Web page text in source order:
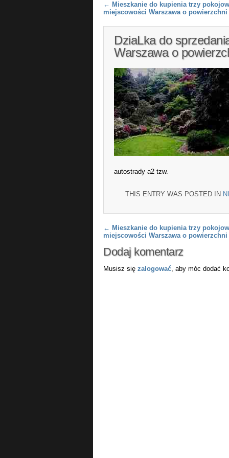
Post navigation
← Mieszkanie do kupienia trzy
miejscowości Warszawa o powierzchni
DziaLka do
Warszawa o
autostrady a2 tzw.
THIS ENTRY WAS POSTED IN
Post navigation
← Mieszkanie do kupienia trzy
miejscowości Warszawa o powierzchni
Dodaj komentarz
Musisz się zalogować, aby móc dodać